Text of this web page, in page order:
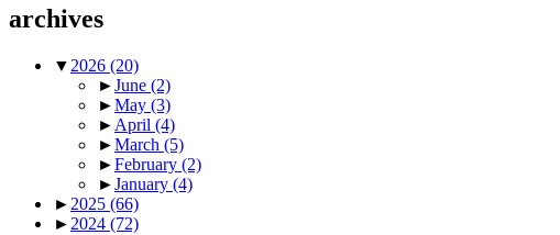
archives
▼ 2026 (20)
►June (2)
►May (3)
► April (4)
►March (5)
►February (2)
►January (4)
► 2025 (66)
► 2024 (72)